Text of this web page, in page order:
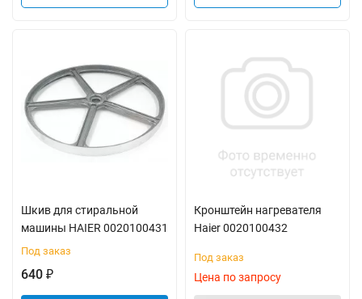
Шкив для стиральной
машины HAIER 0020100431
Под заказ
640 ₽
Кронштейн нагревателя
Haier 0020100432
Под заказ
Цена по запросу